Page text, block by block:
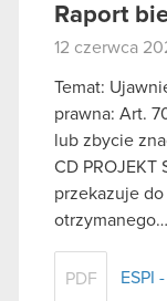
Raport
12 czerwca
Temat:
prawna: Art.
lub zbycie
CD PROJEKT
przekazuje
otrzymanego…
PDF ESPI